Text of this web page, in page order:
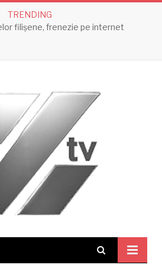
TRENDING
filișene, frenezie pe internet